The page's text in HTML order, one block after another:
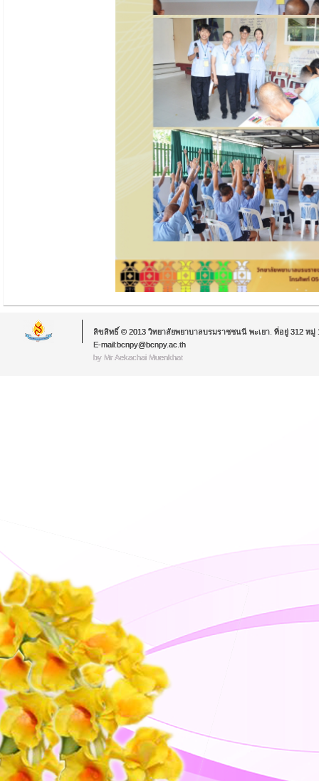
ลิขสิทธิ์ © 2013 วิทยาลัยพยาบาลบรมราชชนนี พะเยา. ที่อยู่ 312 หมู่
E-mail:bcnpy@bcnpy.ac.th
by Mr.Aekachai Muenkhat